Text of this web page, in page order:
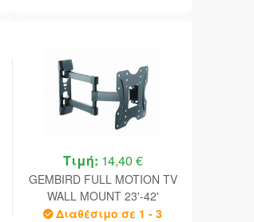
Τιμή: 14,40 €
GEMBIRD FULL MOTION TV
WALL MOUNT 23'-42'
BLACK
Διαθέσιμο σε 1 - 3